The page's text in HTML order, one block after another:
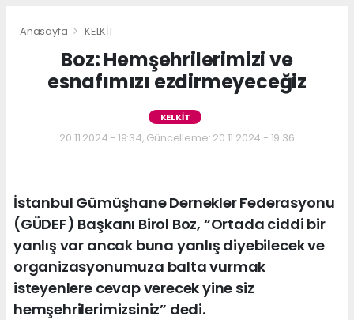
Anasayfa KELKİT
Boz: Hemşehrilerimizi ve
esnafımızı ezdirmeyeceğiz
KELKİT
20.11.2024 - 19:34, Güncelleme: 20.11.2024 - 19:36
İstanbul Gümüşhane Dernekler Federasyonu
(GÜDEF) Başkanı Birol Boz, “Ortada ciddi bir
yanlış var ancak buna yanlış diyebilecek ve
organizasyonumuza balta vurmak
isteyenlere cevap verecek yine siz
hemşehrilerimizsiniz” dedi.